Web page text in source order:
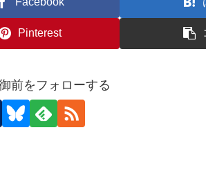
Pinterest
前をフォローする